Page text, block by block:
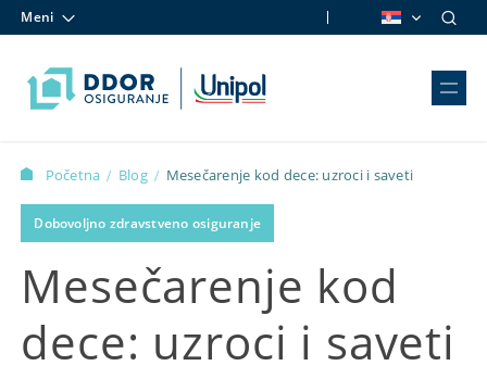
Meni
Početna / Blog / Mesečarenje kod dece: uzroci i saveti
Dobovoljno zdravstveno osiguranje
Mesečarenje kod
dece: uzroci i saveti